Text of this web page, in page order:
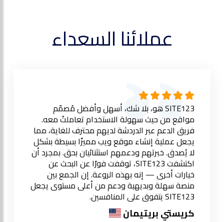
عملائنا السعداء
SITE123 هو، بلا شك، أسهل وأفضل مُصمّم
مواقع من حيث سهولة الاستخدام تعاملتُ معه.
فريق الدعم عبر الدردشة لديهم محترف للغاية، مما
يجعل عملية إنشاء موقع ويب مميزًا بسيطة بشكل
لا يُصدق. خبرتهم ودعمهم استثنائيان بحق. بمجرد أن
اكتشفت SITE123، توقفت فورًا عن البحث عن
خيارات أخرى — إنه بهذه الروعة. إن الجمع بين
منصة سهلة وبديهية ودعم من أعلى مستوى يجعل
SITE123 يتفوق على المنافسين.
كريستي بريتيمان